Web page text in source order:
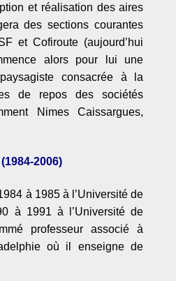
et réalisation des aires
des sections courantes
et Cofiroute (aujourd’hui
alors pour lui une
consacrée à la
de repos des sociétés
Nimes Caissargues,
2006)
à 1985 à l’Université de
à 1991 à l’Universitéde
professeur associé à
où il enseigne de